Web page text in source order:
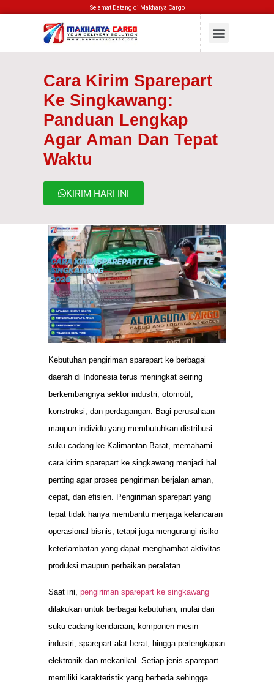
Selamat Datang di Makharya Cargo
Cara Kirim Sparepart
Ke Singkawang:
Panduan Lengkap
Agar Aman Dan Tepat
Waktu
KIRIM HARI INI
Kebutuhan pengiriman sparepart ke berbagai
daerah di Indonesia terus meningkat seiring
berkembangnya sektor industri, otomotif,
konstruksi, dan perdagangan. Bagi perusahaan
maupun individu yang membutuhkan distribusi
suku cadang ke Kalimantan Barat, memahami
cara kirim sparepart ke singkawang menjadi hal
penting agar proses pengiriman berjalan aman,
cepat, dan efisien. Pengiriman sparepart yang
tepat tidak hanya membantu menjaga kelancaran
operasional bisnis, tetapi juga mengurangi risiko
keterlambatan yang dapat menghambat aktivitas
produksi maupun perbaikan peralatan.
Saat ini, pengiriman sparepart ke singkawang
dilakukan untuk berbagai kebutuhan, mulai dari
suku cadang kendaraan, komponen mesin
industri, sparepart alat berat, hingga perlengkapan
elektronik dan mekanikal. Setiap jenis sparepart
memiliki karakteristik yang berbeda sehingga